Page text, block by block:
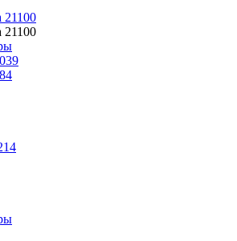
21100
21100